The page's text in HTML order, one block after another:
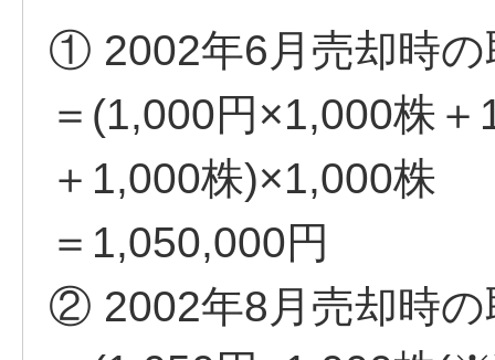
① 2002年6月売却時の
＝(1,000円×1,000株
＋1,000株)×1,000株
＝1,050,000円
② 2002年8月売却時の